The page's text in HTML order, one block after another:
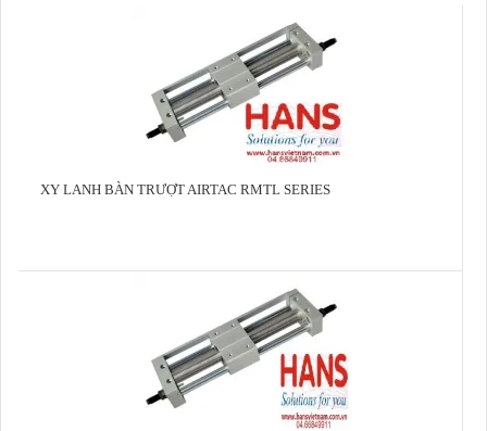
XY LANH BÀN TRƯỢT AIRTAC RMTL SERIES